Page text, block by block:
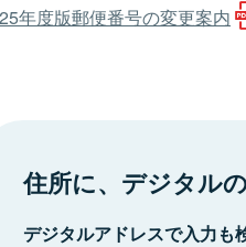
年度版郵便番号の変更案内
住所に、デジタル
デジタルアドレスで入力も